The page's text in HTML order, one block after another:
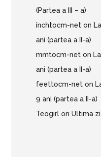
(Partea a III – a)
inchtocm-net on
ani (partea a II-a)
mmtocm-net on
ani (partea a II-a)
feettocm-net on
9 ani (partea a II-a)
Teogirl on Ultima